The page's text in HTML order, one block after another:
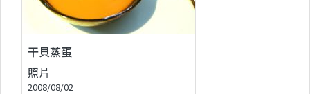
干貝蒸蛋
照片
2008/08/02